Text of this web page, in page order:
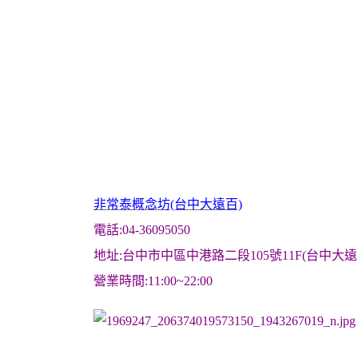
非常泰概念坊(台中大遠百)
電話:04-36095050
地址:台中市中區中港路二段105號11F(台中大
營業時間:11:00~22:00